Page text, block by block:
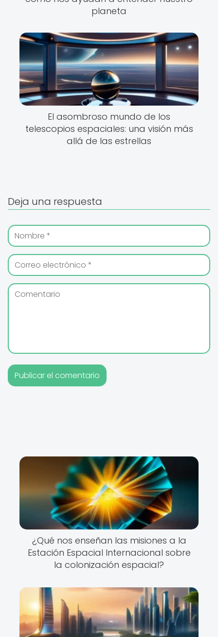
planeta
El asombroso mundo de los
telescopios espaciales: una visión más
allá de las estrellas
Deja una respuesta
¿Qué nos enseñan las misiones a la
Estación Espacial Internacional sobre
la colonización espacial?